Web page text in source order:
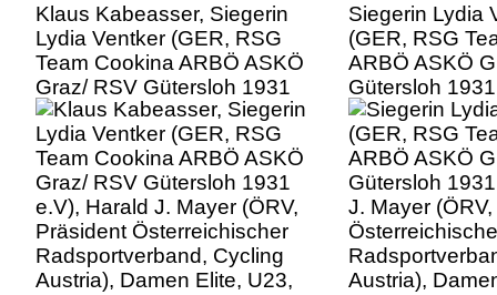
Klaus Kabeasser, Siegerin
Lydia Ventker (GER, RSG
Team Cookina ARBÖ ASKÖ
Graz/ RSV Gütersloh 1931
e.V), Harald J. Mayer (ÖRV,
Präsident Österreichischer
Radsportverband, Cycling
Austria), Damen Elite, U23,
Cycling League Austria
Radliga, Mühlviertler
Hügelwelt Classic Elite
Damen, Königswiesen, OÖ
Siegerin Lydia
(GER, RSG
ARBÖ ASKÖ
Gütersloh
J. Mayer
Austria),
Cycling
Radliga,
Hügelwelt
Damen,